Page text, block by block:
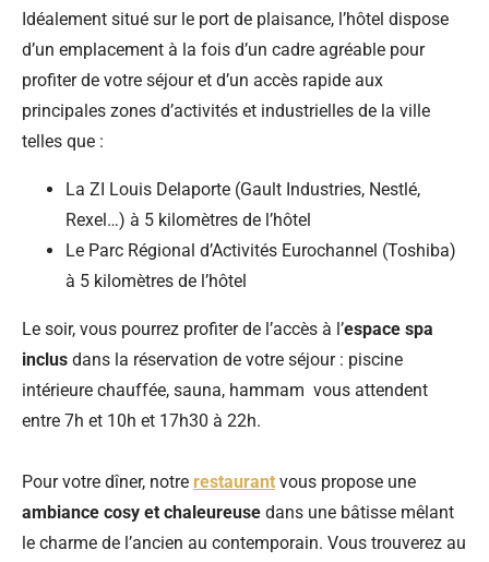
Idéalement situé sur le port de plaisance, l’hôtel dispose
d’un emplacement à la fois d’un cadre agréable pour
profiter de votre séjour et d’un accès rapide aux
principales zones d’activités et industrielles de la ville
telles que :
La ZI Louis Delaporte (Gault Industries, Nestlé,
Rexel…) à 5 kilomètres de l’hôtel
Le Parc Régional d’Activités Eurochannel (Toshiba)
à 5 kilomètres de l’hôtel
Le soir, vous pourrez profiter de l’accès à l’espace spa
inclus dans la réservation de votre séjour : piscine
intérieure chauffée, sauna, hammam vous attendent
entre 7h et 10h et 17h30 à 22h.
Pour votre dîner, notre restaurant vous propose une
ambiance cosy et chaleureuse dans une bâtisse mêlant
le charme de l’ancien au contemporain. Vous trouverez au